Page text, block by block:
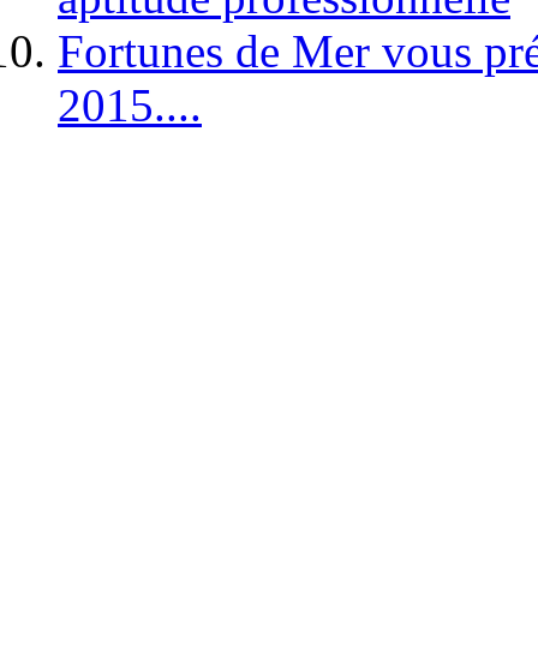
Fortunes de Mer vous
2015....